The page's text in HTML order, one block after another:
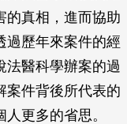
的真相，進而協助
過歷年來案件的經
法醫科學辦案的過
案件背後所代表的
更多的省思。